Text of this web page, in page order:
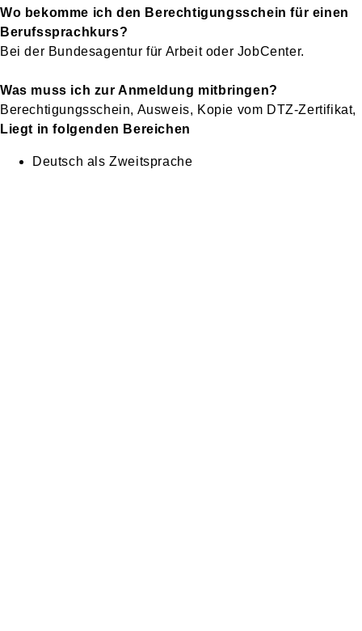
Wo bekomme ich den Berechtigungsschein für einen
Berufssprachkurs?
Bei der Bundesagentur für Arbeit oder JobCenter.
Was muss ich zur Anmeldung mitbringen?
Berechtigungsschein, Ausweis, Kopie vom DTZ-Zertifikat,
Liegt in folgenden Bereichen
Deutsch als Zweitsprache